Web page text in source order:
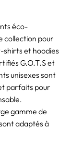
éco-
collection pour
et hoodies
G.O.T.S et
unisexes sont
parfaits pour
gamme de
adaptés à